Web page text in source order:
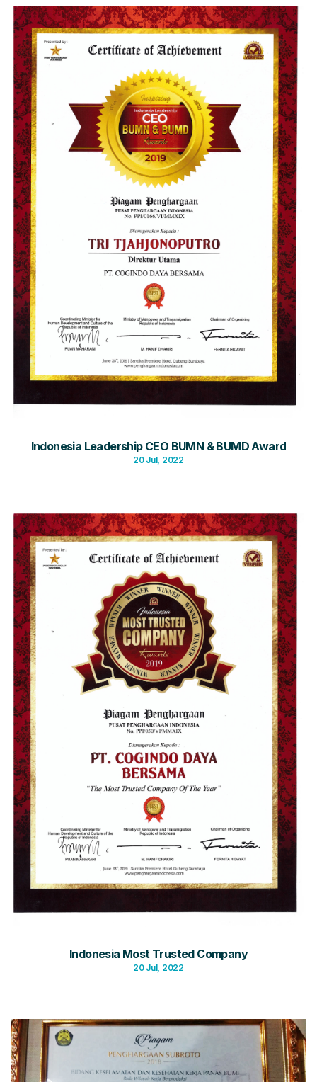
Indonesia Leadership CEO BUMN & BUMD Award
20 Jul, 2022
Indonesia Most Trusted Company
20 Jul, 2022